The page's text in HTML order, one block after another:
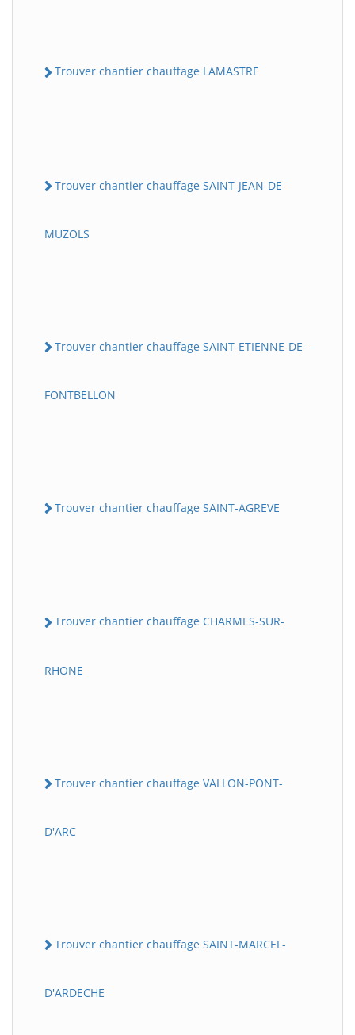
Trouver chantier chauffage LAMASTRE
Trouver chantier chauffage SAINT-JEAN-DE-
MUZOLS
Trouver chantier chauffage SAINT-ETIENNE-DE-
FONTBELLON
Trouver chantier chauffage SAINT-AGREVE
Trouver chantier chauffage CHARMES-SUR-
RHONE
Trouver chantier chauffage VALLON-PONT-
D'ARC
Trouver chantier chauffage SAINT-MARCEL-
D'ARDECHE